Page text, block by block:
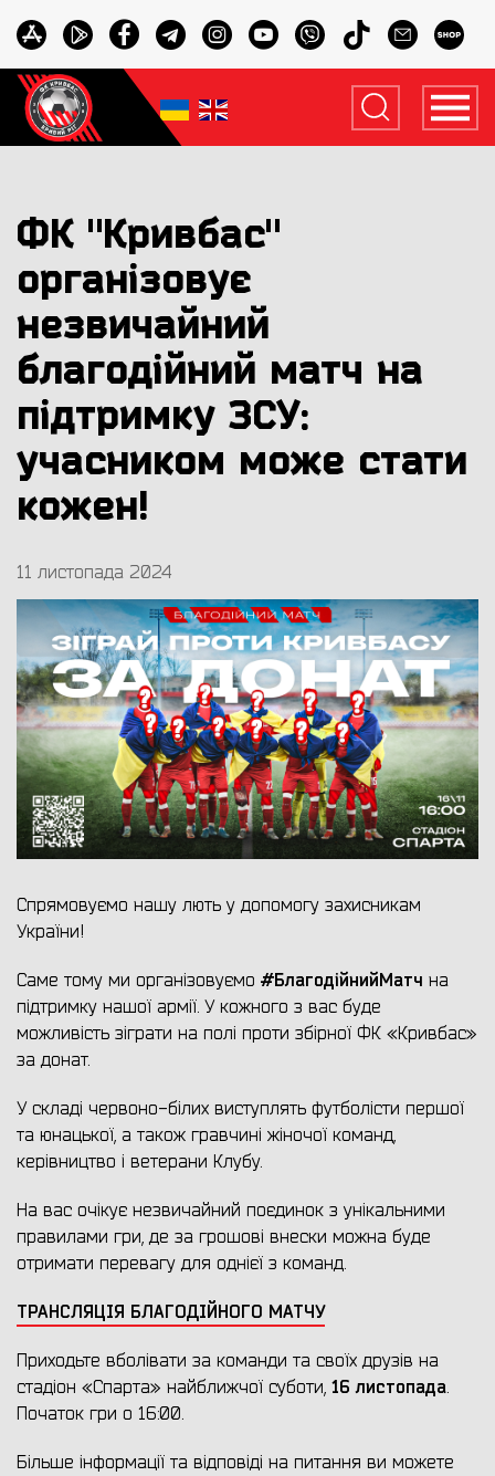
ФК "Кривбас"
організовує
незвичайний
благодійний матч на
підтримку ЗСУ:
учасником може стати
кожен!
11 листопада 2024
Спрямовуємо нашу лють у допомогу захисникам
України!
Саме тому ми організовуємо #БлагодійнийМатч на
підтримку нашої армії. У кожного з вас буде
можливість зіграти на полі проти збірної ФК «Кривбас»
за донат.
У складі червоно-білих виступлять футболісти першої
та юнацької, а також гравчині жіночої команд,
керівництво і ветерани Клубу.
На вас очікує незвичайний поєдинок з унікальними
правилами гри, де за грошові внески можна буде
отримати перевагу для однієї з команд.
ТРАНСЛЯЦІЯ БЛАГОДІЙНОГО МАТЧУ
Приходьте вболівати за команди та своїх друзів на
стадіон «Спарта» найближчої суботи, 16 листопада.
Початок гри о 16:00.
Більше інформації та відповіді на питання ви можете